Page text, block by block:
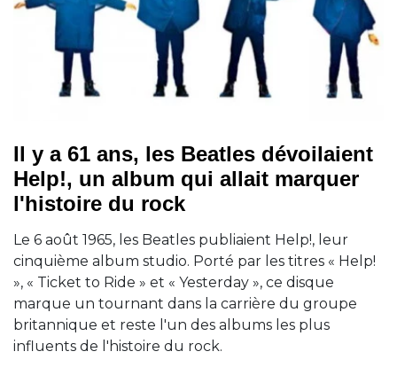
Il y a 61 ans, les Beatles dévoilaient
Help!, un album qui allait marquer
l'histoire du rock
Le 6 août 1965, les Beatles publiaient Help!, leur
cinquième album studio. Porté par les titres « Help!
», « Ticket to Ride » et « Yesterday », ce disque
marque un tournant dans la carrière du groupe
britannique et reste l'un des albums les plus
influents de l'histoire du rock.